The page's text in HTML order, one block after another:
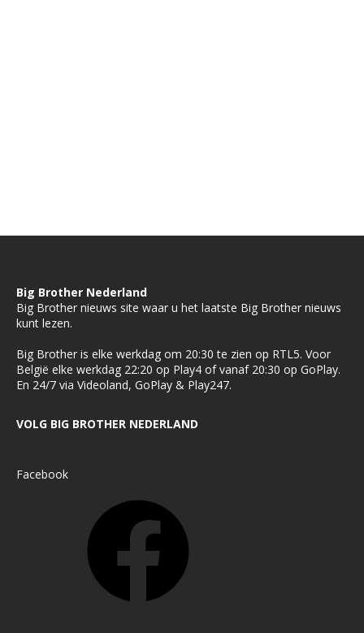
Big Brother Nederland
Big Brother nieuws site waar u het laatste Big Brother nieuws
kunt lezen.
Big Brother is elke werkdag om 20:30 te zien op RTL5. Voor
België elke werkdag 22:20 op Play4 of vanaf 20:30 op GoPlay.
En 24/7 via Videoland, GoPlay & Play247.
VOLG BIG BROTHER NEDERLAND
Facebook